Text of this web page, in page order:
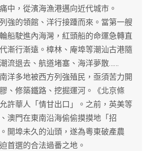
中，從濱海漁港邁向近代城市。
的領館、洋行接踵而來。當第一艘
船駛進內海灣，紅頭船的命運急轉直
漸行漸遠。樟林、庵埠等潮汕古港隨
流退去、航道堵塞、海洋夢散……
多地被西方列強殖民，亟須苦力開
、修築鐵路、挖掘運河。《北京條
許華人「情甘出口」。之前，英美等
澳門在東南沿海偷偷摸摸地「招
開埠未久的汕頭，遂為粵東破產農
首選的合法過番之地。